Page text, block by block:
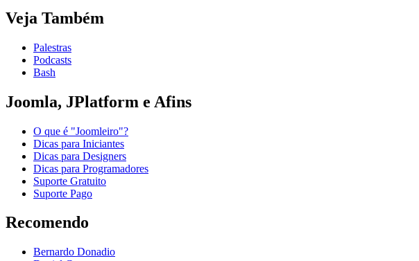
Veja Também
Palestras
Podcasts
Bash
Joomla, JPlatform e Afins
O que é "Joomleiro"?
Dicas para Iniciantes
Dicas para Designers
Dicas para Programadores
Suporte Gratuito
Suporte Pago
Recomendo
Bernardo Donadio